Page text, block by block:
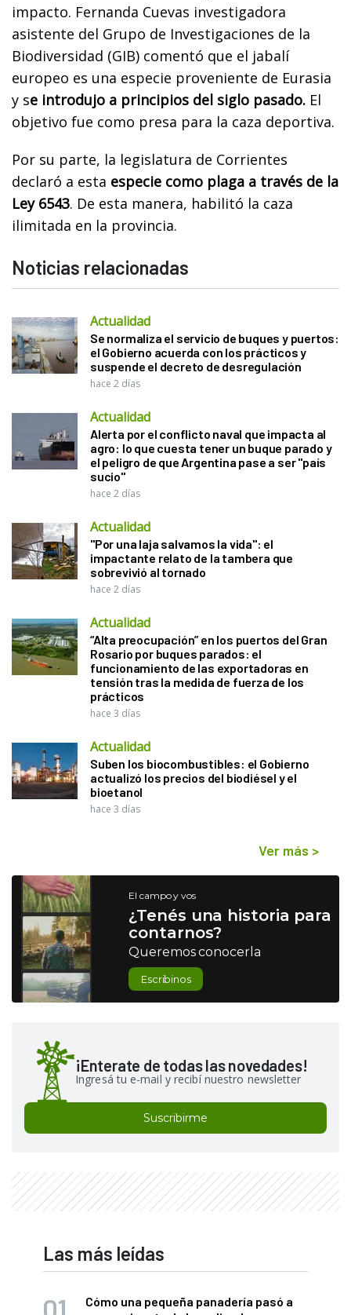
impacto. Fernanda Cuevas investigadora
asistente del Grupo de Investigaciones de la
Biodiversidad (GIB) comentó que el jabalí
europeo es una especie proveniente de Eurasia
y se introdujo a principios del siglo pasado. El
objetivo fue como presa para la caza deportiva.
Por su parte, la legislatura de Corrientes
declaró a esta especie como plaga a través de la
Ley 6543. De esta manera, habilitó la caza
ilimitada en la provincia.
Noticias relacionadas
Actualidad
Se normaliza el servicio de buques y puertos:
el Gobierno acuerda con los prácticos y
suspende el decreto de desregulación
hace 2 días
Actualidad
Alerta por el conflicto naval que impacta al
agro: lo que cuesta tener un buque parado y
el peligro de que Argentina pase a ser "país
sucio"
hace 2 días
Actualidad
"Por una laja salvamos la vida": el
impactante relato de la tambera que
sobrevivió al tornado
hace 2 días
Actualidad
“Alta preocupación” en los puertos del Gran
Rosario por buques parados: el
funcionamiento de las exportadoras en
tensión tras la medida de fuerza de los
prácticos
hace 3 días
Actualidad
Suben los biocombustibles: el Gobierno
actualizó los precios del biodiésel y el
bioetanol
hace 3 días
Ver más >
El campo y vos
¿Tenés una historia para
contarnos?
Queremos conocerla
Escribinos
¡Enterate de todas las novedades!
Ingresá tu e-mail y recibí nuestro newsletter
Suscribirme
Las más leídas
Cómo una pequeña panadería pasó a